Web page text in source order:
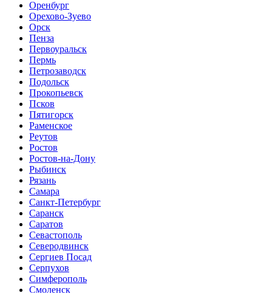
Оренбург
Орехово-Зуево
Орск
Пенза
Первоуральск
Пермь
Петрозаводск
Подольск
Прокопьевск
Псков
Пятигорск
Раменское
Реутов
Ростов
Ростов-на-Дону
Рыбинск
Рязань
Самара
Санкт-Петербург
Саранск
Саратов
Севастополь
Северодвинск
Сергиев Посад
Серпухов
Симферополь
Смоленск